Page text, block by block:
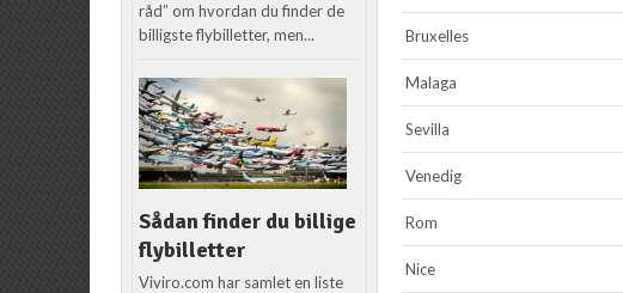
Bruxelles
Malaga
Sevilla
Venedig
Rom
Nice
råd” om hvordan du finder de
billigste flybilletter, men...
Sådan finder du billige
flybilletter
Viviro.com har samlet en liste